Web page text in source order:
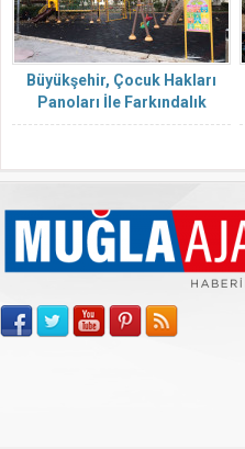
Büyükşehir, Çocuk Hakları
Panoları İle Farkındalık
Oluşturuyor